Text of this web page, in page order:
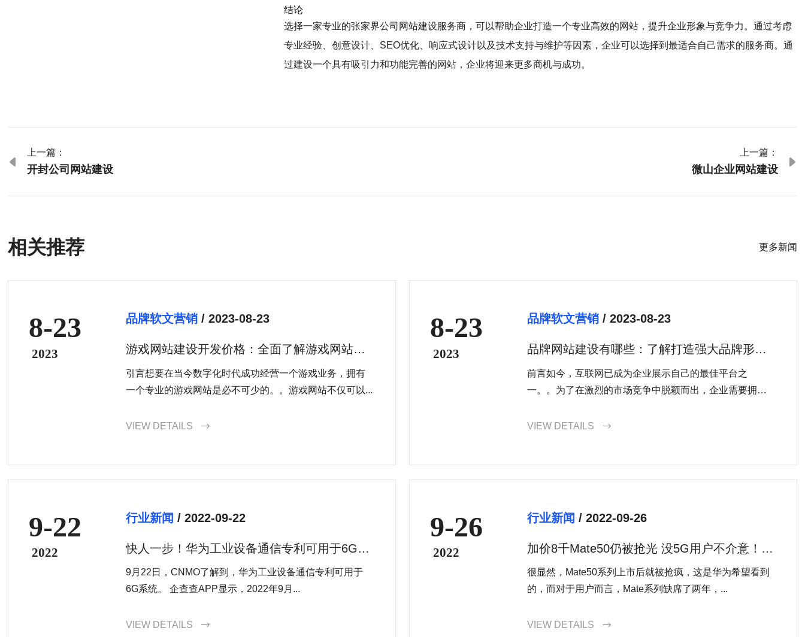
结论
选择一家专业的张家界公司网站建设服务商，可以帮助企业打造一个专业高效的网站，提升企业形象与竞争力。通过考虑
专业经验、创意设计、SEO优化、响应式设计以及技术支持与维护等因素，企业可以选择到最适合自己需求的服务商。通
过建设一个具有吸引力和功能完善的网站，企业将迎来更多商机与成功。

上一篇：
开封公司网站建设
上一篇：
微山企业网站建设

相关推荐 更多新闻
8-23
2023
品牌软文营销/ 2023-08-23
游戏网站建设开发价格：全面了解游戏网站建
设的成本和价值
引言想要在当今数字化时代成功经营一个游戏业务，拥有
一个专业的游戏网站是必不可少的。。游戏网站不仅可以...
VIEW DETAILS 
8-23
2023
品牌软文营销 / 2023-08-23
品牌网站建设有哪些：了解打造强大品牌形象
的关键
前言如今，互联网已成为企业展示自己的最佳平台之
一。。为了在激烈的市场竞争中脱颖而出，企业需要拥有
VIEW DETAILS

9-22
2022
行业新闻/ 2022-09-22
快人一步！华为工业设备通信专利可用于6G系
统
9月22日，CNMO了解到，华为工业设备通信专利可用于
6G系统。 企查查APP显示，2022年9月...
VIEW DETAILS 
9-26
2022
行业新闻 / 2022-09-26
加价8千Mate50仍被抢光 没5G用户不介意！华
为称4G更成熟
很显然，Mate50系列上市后就被抢疯，这是华为希望看到
的，而对于用户而言，Mate系列缺席了两年，...
VIEW DETAILS 